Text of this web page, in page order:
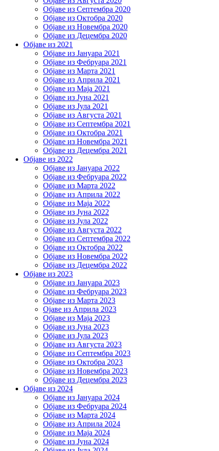
Објаве из Септембра 2020
Објаве из Октобра 2020
Објаве из Новембра 2020
Објаве из Децембра 2020
Објаве из 2021
Објаве из Јануара 2021
Објаве из Фебруара 2021
Објаве из Марта 2021
Објаве из Априла 2021
Објаве из Маја 2021
Објаве из Јуна 2021
Објаве из Јула 2021
Објаве из Августа 2021
Објаве из Септембра 2021
Објаве из Октобра 2021
Објаве из Новембра 2021
Објаве из Децембра 2021
Објаве из 2022
Објаве из Јануара 2022
Објаве из Фебруара 2022
Објаве из Марта 2022
Објаве из Априла 2022
Објаве из Маја 2022
Објаве из Јуна 2022
Објаве из Јула 2022
Објаве из Августа 2022
Објаве из Септембра 2022
Објаве из Октобра 2022
Објаве из Новембра 2022
Објаве из Децембра 2022
Објаве из 2023
Објаве из Јануара 2023
Објаве из Фебруара 2023
Објаве из Марта 2023
Ојаве из Априла 2023
Објаве из Маја 2023
Објаве из Јуна 2023
Објаве из Јула 2023
Објаве из Августа 2023
Објаве из Септембра 2023
Објаве из Октобра 2023
Објаве из Новембра 2023
Објаве из Децембра 2023
Објаве из 2024
Објаве из Јануара 2024
Објаве из Фебруара 2024
Објаве из Марта 2024
Објаве из Априла 2024
Објаве из Маја 2024
Објаве из Јуна 2024